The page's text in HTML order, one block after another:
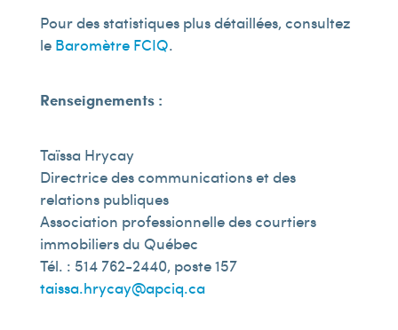
Pour des statistiques plus détaillées, consultez
le Baromètre FCIQ.
Renseignements :
Taïssa Hrycay
Directrice des communications et des
relations publiques
Association professionnelle des courtiers
immobiliers du Québec
Tél. : 514 762-2440, poste 157
taissa.hrycay@apciq.ca